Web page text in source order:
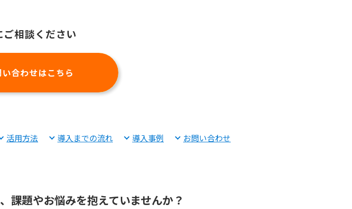
ご相談ください
い合わせはこちら
活用方法 導入までの流れ 導入事例 お問い合わせ
課題やお悩みを抱えていませんか？